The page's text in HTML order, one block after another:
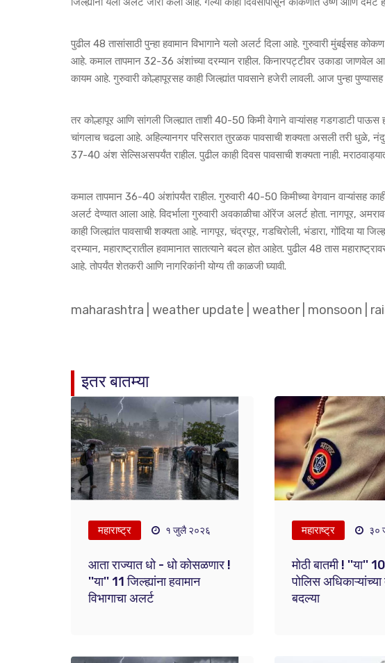
पुढील 48 तासांसाठी पुन्हा हवामान विभागाने यलो अलर्ट दिला आहे. गुरुवारी मुंबईसह
आहे. कमाल तापमान 32-36 अंशांच्या दरम्यान राहील. किनारपट्टीवर उकाडा जाणवेल
कायम आहे. गुरुवारी कोल्हापूरसह काही जिल्ह्यांत पावसाने हजेरी लावली. आज पुन्हा
तर कोल्हापूर आणि सांगली जिल्ह्यात ताशी 40-50 किमी वेगाने वाऱ्यांसह गडगडाटी पाऊस
चांगलाच चढला आहे. अहिल्यानगर परिसरात तुरळक पावसाची शक्यता असली तरी धुळे,
37-40 अंश सेल्सिअसपर्यंत राहील. पुढील काही दिवस पावसाची शक्यता नाही.
कमाल तापमान 36-40 अंशांपर्यंत राहील. गुरुवारी 40-50 किमीच्या वेगवान वाऱ्यांसह
अलर्ट देण्यात आला आहे. विदर्भाला गुरुवारी अवकाळीचा ऑरेंज अलर्ट होता. नागपूर,
काही जिल्ह्यांत पावसाची शक्यता आहे. नागपूर, चंद्रपूर, गडचिरोली, भंडारा, गोंदिया या
दरम्यान, महाराष्ट्रातील हवामानात सातत्याने बदल होत आहेत. पुढील 48 तास
आहे. तोपर्यंत शेतकरी आणि नागरिकांनी योग्य ती काळजी घ्यावी.
maharashtra weather update weather| monsoon
इतर बातम्या
महाराष्ट्र १ जुलै २०२६
आता राज्यात धो - धो कोसळणार !
''या'' 11 जिल्ह्यांना हवामान
विभागाचा अलर्ट
महाराष्ट्र ३०
मोठी बातमी ! ''या''
पोलिस
बदल्या